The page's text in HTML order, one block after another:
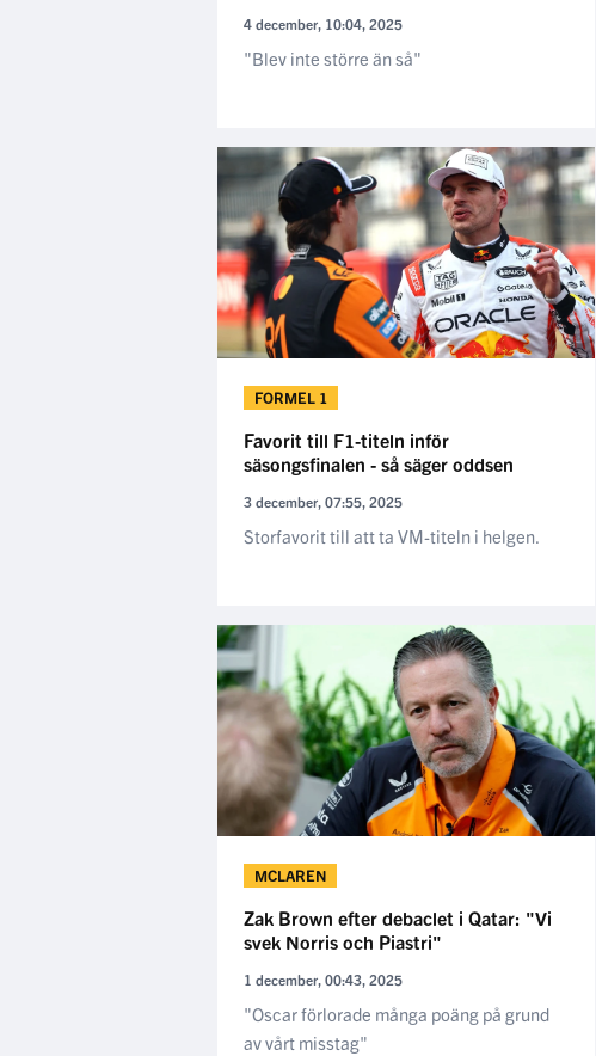
4 december, 10:04, 2025
"Blev inte större än så"
FORMEL 1
Favorit till F1-titeln inför
säsongsfinalen - så säger oddsen
3 december, 07:55, 2025
Storfavorit till att ta VM-titeln i helgen.
MCLAREN
Zak Brown efter debaclet i Qatar: "Vi
svek Norris och Piastri"
1 december, 00:43, 2025
"Oscar förlorade många poäng på grund
av vårt misstag"